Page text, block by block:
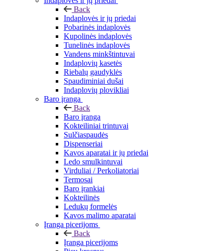
Back
Indaplovės ir jų priedai
Pobarinės indaplovės
Kupolinės indaplovės
Tunelinės indaplovės
Vandens minkštintuvai
Indaplovių kasetės
Riebalų gaudyklės
Spaudiminiai dušai
Indaplovių plovikliai
Baro įranga
Back
Baro įranga
Kokteiliniai trintuvai
Sulčiaspaudės
Dispenseriai
Kavos aparatai ir jų priedai
Ledo smulkintuvai
Virduliai / Perkoliatoriai
Termosai
Baro įrankiai
Kokteilinės
Ledukų formelės
Kavos malimo aparatai
Įranga picerijoms
Back
Įranga picerijoms